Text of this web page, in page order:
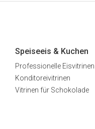
Speiseeis & Kuchen
Professionelle Eisvitrinen
Konditoreivitrinen
Vitrinen für Schokolade